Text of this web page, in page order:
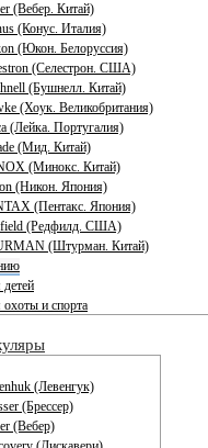
(Вебер. Китай)
(Конус. Италия)
(Юкон. Белоруссия)
(Селестрон. США)
(Бушнелл. Китай)
(Хоук. Великобритания)
(Лейка. Португалия)
(Мид. Китай)
(Минокс. Китай)
(Никон. Япония)
(Пентакс. Япония)
(Редфилд. США)
(Штурман. Китай)
и спорта
(Левенгук)
(Брессер)
(Вебер)